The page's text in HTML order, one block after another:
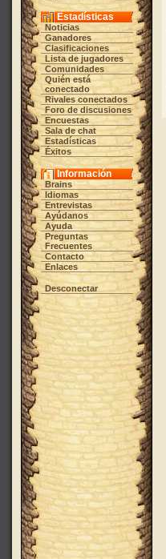
Estadísticas
Noticias
Ganadores
Clasificaciones
Lista de jugadores
Comunidades
Quién está
conectado
Rivales conectados
Foro de discusiones
Encuestas
Sala de chat
Estadísticas
Éxitos
Información
Brains
Idiomas
Entrevistas
Ayúdanos
Ayuda
Preguntas
Frecuentes
Contacto
Enlaces
Desconectar